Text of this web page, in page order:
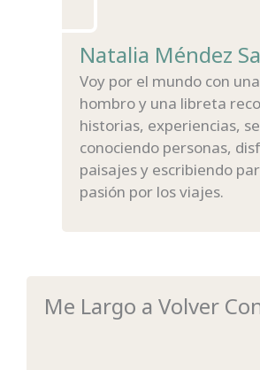
Natalia Méndez
Voy por el mundo con
hombro y una libreta
historias, experiencias,
conociendo personas,
paisajes y escribiendo
pasión por los viajes.
Me Largo a Volver